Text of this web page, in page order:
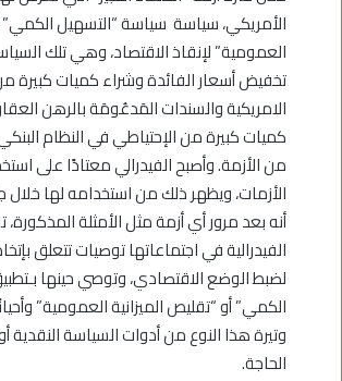
الأمريكي، سياسة سياسة “التسهيل الكمي”
العمومية” لإنقاذ الاقتصاد، وهي تلك
تخفيض أسعار الفائدة وشراء كميات كبيرة
الامريكية والسندات المَدعُومَة بالرهن
كميات كبيرة من الإحتياطي في النظام
من الأزمة. وأصبح الفيدرالي معتادًا على
أنه بعد مرور أي أزمة مثل الأمثلة المذكورة،
الفيدرالية في اجتماعاتها توصيات تتعلق
لضبط الوضع الاقتصادي، وتوصي حينها
الكمي” أو “تقليص الميزانية العمومية”
وتيرة هذا النوع من أدوات السياسة
الحاجة.